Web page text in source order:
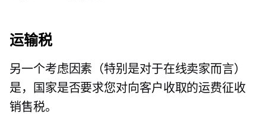
运输税
另一个考虑因素（特别是对于在线卖家而言）
是，国家是否要求您对向客户收取的运费征收
销售税。